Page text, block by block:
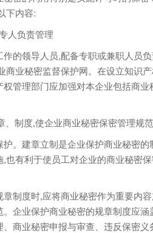
下内容:
人负责管理
领导人员,配备专职或兼职人员
业秘密监督保护网。在设立知识
管理部门应加强对本企业包括商
制度,使企业商业秘密保密管理规
建章立制是企业保护商业秘密的
有利于使员工对企业的商业秘密
度时,应将商业秘密作为重要内
企业保护商业秘密的规章制度应
商业秘密申报与审查、违反保密